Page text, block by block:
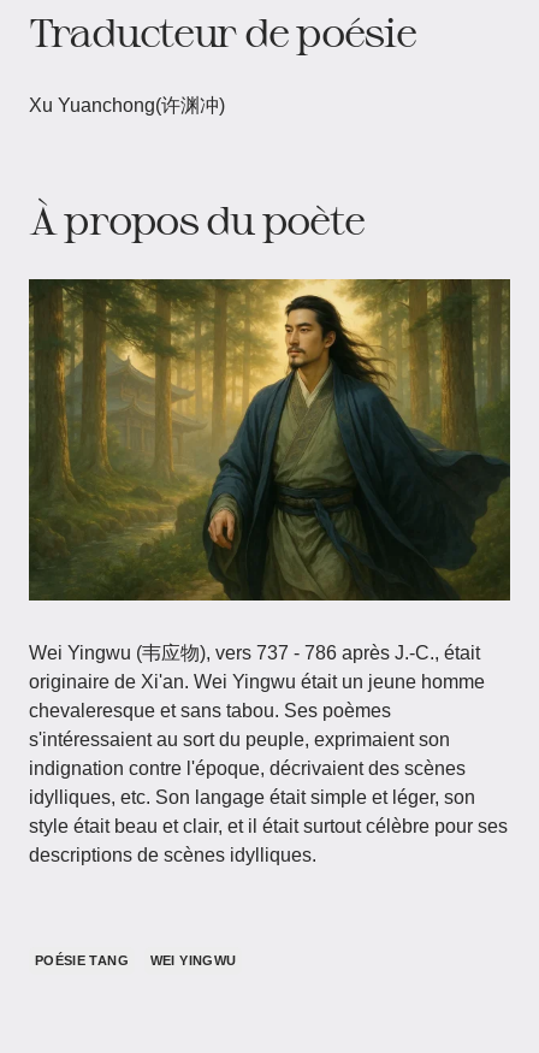
Traducteur de poésie
Xu Yuanchong(许渊冲)
À propos du poète
Wei Yingwu (韦应物), vers 737 - 786 après J.-C., était
originaire de Xi'an. Wei Yingwu était un jeune homme
chevaleresque et sans tabou. Ses poèmes
s'intéressaient au sort du peuple, exprimaient son
indignation contre l'époque, décrivaient des scènes
idylliques, etc. Son langage était simple et léger, son
style était beau et clair, et il était surtout célèbre pour ses
descriptions de scènes idylliques.
POÉSIE TANG WEI YINGWU